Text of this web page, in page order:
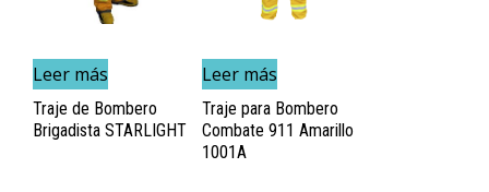
Leer más
Traje de Bombero
Brigadista STARLIGHT
Leer más
Traje para Bombero
Combate 911 Amarillo
1001A